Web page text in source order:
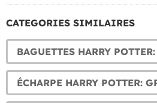
CATEGORIES SIMILAIRES